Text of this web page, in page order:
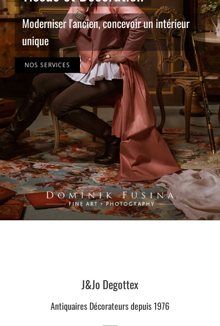
Moderniser l'ancien, concevoir un intérieur
unique
NOS SERVICES
J&Jo Degottex
Antiquaires Décorateurs depuis 1976